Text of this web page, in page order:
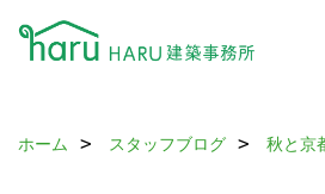
ホーム スタッフブログ 秋と京